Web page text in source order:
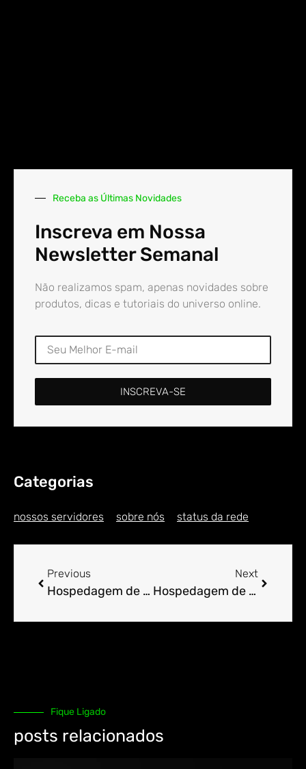
Receba as Últimas Novidades
Inscreva em Nossa
Newsletter Semanal
Não realizamos spam, apenas novidades sobre
produtos, dicas e tutoriais do universo online.
INSCREVA-SE
Categorias
nossos servidores sobre nós status da rede
Previous
Hospedagem de Sites para Engenheiro em Alagoa
Next
Hospedagem de Sites para Engenheiro em Alagoa Nova
Fique Ligado
posts relacionados